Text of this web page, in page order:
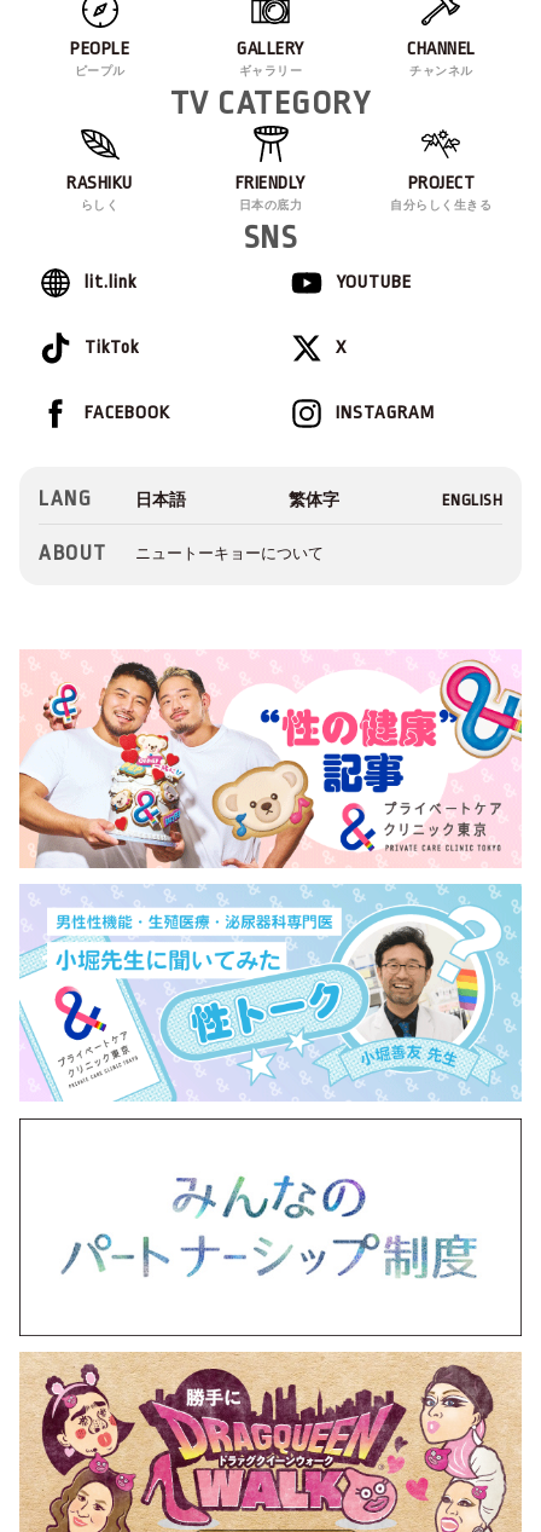
PEOPLE
ピープル
GALLERY
ギャラリー
CHANNEL
チャンネル
TV CATEGORY
RASHIKU
らしく
FRIENDLY
日本の底力
PROJECT
自分らしく生きる
SNS
lit.link YOUTUBE
TikTok X
INSTAGRAM
FACEBOOK
LANG
ABOUT ニュートーキョーについて